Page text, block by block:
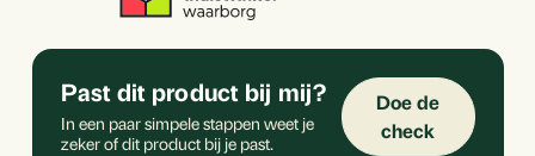
mcg
Past dit product bij mij?
In een paar simpele stappen weet je
zeker of dit product bij je past.
Doe de
check